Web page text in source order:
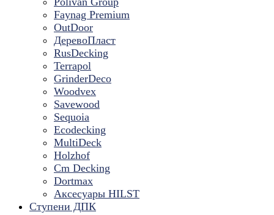
Faynag Premium
OutDoor
ДеревоПласт
RusDecking
Terrapol
GrinderDeco
Woodvex
Savewood
Sequoia
Ecodecking
MultiDeck
Holzhof
Cm Decking
Dortmax
Аксесуары HILST
Ступени ДПК